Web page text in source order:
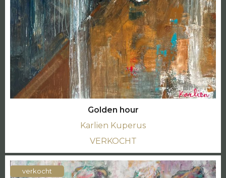
Golden hour
Karlien Kuperus
VERKOCHT
verkocht